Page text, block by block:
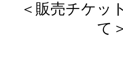
＜販売チケッ
て